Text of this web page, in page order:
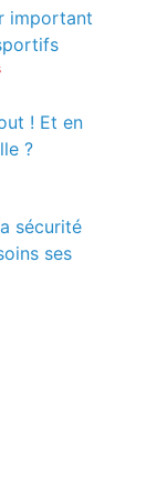
important
! Et en
?
sécurité
ses